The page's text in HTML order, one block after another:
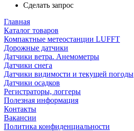
Сделать запрос
Главная
Каталог товаров
Компактные метеостанции LUFFT
Дорожные датчики
Датчики ветра. Анемометры
Датчики снега
Датчики видимости и текущей погоды
Датчики осадков
Регистраторы, логгеры
Полезная информация
Контакты
Вакансии
Политика конфиденциальности